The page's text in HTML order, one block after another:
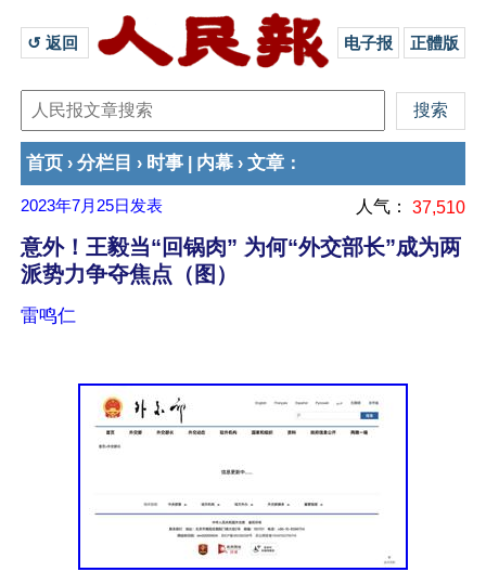
↺ 返回 电子报 正體版
首页 › 分栏目 › 时事 内幕 › 文章 ：
2023年7月25日 发表 人气： 37,510
意外！王毅当“回锅肉” 为何“外交部长”成为两
派势力争夺焦点（图）
雷鸣仁